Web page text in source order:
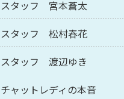
スタッフ 宮本蒼太
スタッフ 松村春花
スタッフ 渡辺ゆき
チャットレディの本音